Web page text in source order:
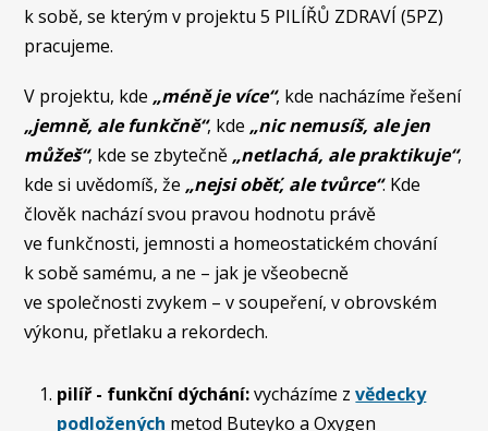
k sobě, se kterým v projektu 5 PILÍŘŮ ZDRAVÍ (5PZ)
pracujeme.
V projektu, kde „méně je více“, kde nacházíme řešení
„jemně, ale funkčně“, kde „nic nemusíš, ale jen
můžeš“, kde se zbytečně „netlachá, ale praktikuje“,
kde si uvědomíš, že „nejsi oběť, ale tvůrce“. Kde
člověk nachází svou pravou hodnotu právě
ve funkčnosti, jemnosti a homeostatickém chování
k sobě samému, a ne – jak je všeobecně
ve společnosti zvykem – v soupeření, v obrovském
výkonu, přetlaku a rekordech.
pilíř - funkční dýchání:vycházíme z vědecky
podložených metod Buteyko a Oxygen